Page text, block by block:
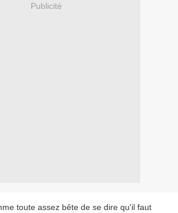
Publicité
toute assez bête de se dire qu'il faut